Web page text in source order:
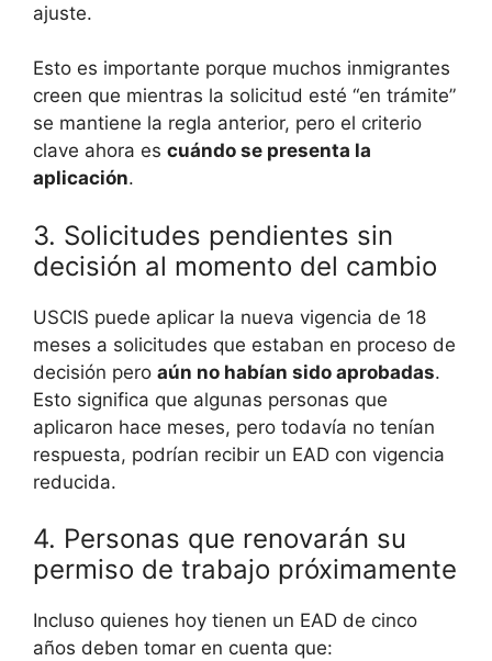
ajuste.
Esto es importante porque muchos inmigrantes
creen que mientras la solicitud esté “en trámite”
se mantiene la regla anterior, pero el criterio
clave ahora es cuándo se presenta la
aplicación.
3. Solicitudes pendientes sin
decisión al momento del cambio
USCIS puede aplicar la nueva vigencia de 18
meses a solicitudes que estaban en proceso de
decisión pero aún no habían sido aprobadas.
Esto significa que algunas personas que
aplicaron hace meses, pero todavía no tenían
respuesta, podrían recibir un EAD con vigencia
reducida.
4. Personas que renovarán su
permiso de trabajo próximamente
Incluso quienes hoy tienen un EAD de cinco
años deben tomar en cuenta que: